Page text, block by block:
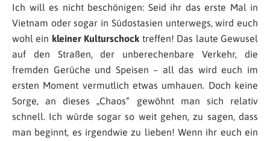
Ich will es nicht beschönigen: Seid ihr das erste Mal in
Vietnam oder sogar in Südostasien unterwegs, wird euch
wohl ein kleiner Kulturschock treffen! Das laute Gewusel
auf den Straßen, der unberechenbare Verkehr, die
fremden Gerüche und Speisen – all das wird euch im
ersten Moment vermutlich etwas umhauen. Doch keine
Sorge, an dieses „Chaos“ gewöhnt man sich relativ
schnell. Ich würde sogar so weit gehen, zu sagen, dass
man beginnt, es irgendwie zu lieben! Wenn ihr euch ein